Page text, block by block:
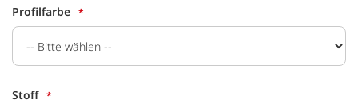
Profilfarbe
Stoff